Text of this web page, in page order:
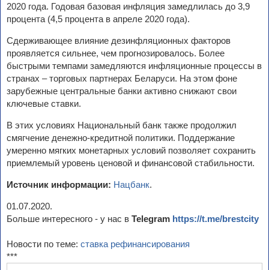
2020 года. Годовая базовая инфляция замедлилась до 3,9
процента (4,5 процента в апреле 2020 года).
Сдерживающее влияние дезинфляционных факторов
проявляется сильнее, чем прогнозировалось. Более
быстрыми темпами замедляются инфляционные процессы в
странах – торговых партнерах Беларуси. На этом фоне
зарубежные центральные банки активно снижают свои
ключевые ставки.
В этих условиях Национальный банк также продолжил
смягчение денежно-кредитной политики. Поддержание
умеренно мягких монетарных условий позволяет сохранить
приемлемый уровень ценовой и финансовой стабильности.
Источник информации: Нацбанк.
01.07.2020.
Больше интересного - у нас в Telegram https://t.me/brestcity
Новости по теме: ставка рефинансирования
***